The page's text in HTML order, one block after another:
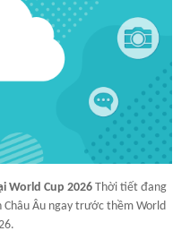
World Cup 2026 Thời tiết đang
Âu ngay trước thềm World